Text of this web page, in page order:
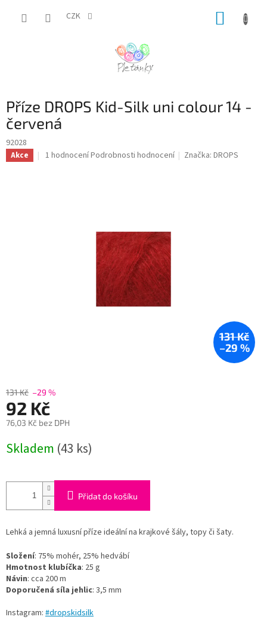
CZK
Příze DROPS Kid-Silk uni colour 14 -
červená
92028
Akce
Průměrné
1 hodnoceníPodrobnosti hodnocení Značka:DROPS
131 Kč
–29 %
131 Kč –29 %
92 Kč
76,03 Kč bez DPH
cena:
Skladem (43 ks)
Přidat do košíku
Lehká a jemná luxusní příze ideální na krajkové šály, topy či šaty.
Složení: 75% mohér, 25% hedvábí
Hmotnost klubíčka: 25 g
Návin: cca 200 m
Doporučená síla jehlic: 3,5 mm
Instagram: #dropskidsilk